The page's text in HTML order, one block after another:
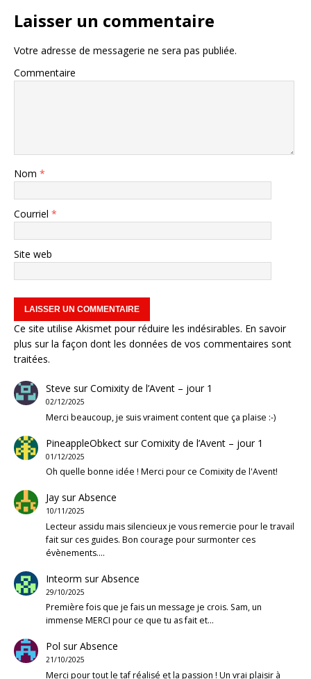
Laisser un commentaire
Votre adresse de messagerie ne sera pas publiée.
Commentaire
Nom *
Courriel *
Site web
Ce site utilise Akismet pour réduire les indésirables. En savoir
plus sur la façon dont les données de vos commentaires sont
traitées.
Steve surComixity de l’Avent – jour 1
02/12/2025
Merci beaucoup, je suis vraiment content que ça plaise :-)
PineappleObkectsurComixity de l’Avent – jour 1
01/12/2025
Oh quelle bonne idée ! Merci pour ce Comixity de l'Avent!
JaysurAbsence
10/11/2025
Lecteur assidu mais silencieux je vous remercie pour le travail
fait sur ces guides. Bon courage pour surmonter ces
évènements.…
Inteorm surAbsence
29/10/2025
Première fois que je fais un message je crois. Sam, un
immense MERCI pour ce que tu as fait et…
Pol surAbsence
21/10/2025
Merci pour tout le taf réalisé et la passion ! Un vrai plaisir à